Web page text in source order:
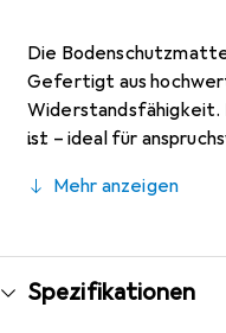
Die
Gefertigt aus
Widerstandsfähigkeit.
ist – ideal für
einer Traglast von bis
Arbeitsplätze.
transparente
Sie schützt den
Mehr anzeigen
Spezifikationen